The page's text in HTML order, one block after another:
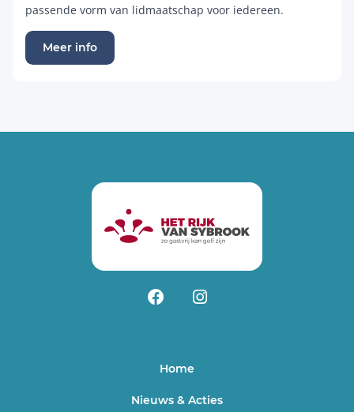
passende vorm van lidmaatschap voor iedereen.
Meer info
Home
Nieuws & Acties